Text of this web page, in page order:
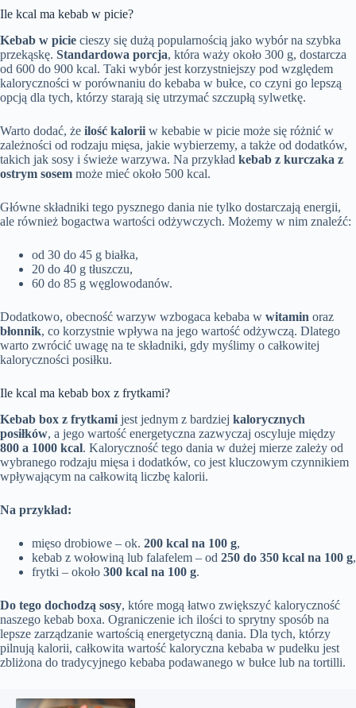
Ile kcal ma kebab w picie?
Kebab w picie cieszy się dużą popularnością jako wybór na szybka
przekąskę. Standardowa porcja, która waży około 300 g, dostarcza
od 600 do 900 kcal. Taki wybór jest korzystniejszy pod względem
kaloryczności w porównaniu do kebaba w bułce, co czyni go lepszą
opcją dla tych, którzy starają się utrzymać szczupłą sylwetkę.
Warto dodać, że ilość kalorii w kebabie w picie może się różnić w
zależności od rodzaju mięsa, jakie wybierzemy, a także od dodatków,
takich jak sosy i świeże warzywa. Na przykład kebab z kurczaka z
ostrym sosem może mieć około 500 kcal.
Główne składniki tego pysznego dania nie tylko dostarczają energii,
ale również bogactwa wartości odżywczych. Możemy w nim znaleźć:
od 30 do 45 g białka,
20 do 40 g tłuszczu,
60 do 85 g węglowodanów.
Dodatkowo, obecność warzyw wzbogaca kebaba w witamin oraz
błonnik, co korzystnie wpływa na jego wartość odżywczą. Dlatego
warto zwrócić uwagę na te składniki, gdy myślimy o całkowitej
kaloryczności posiłku.
Ile kcal ma kebab box z frytkami?
Kebab box z frytkami jest jednym z bardziej kalorycznych
posiłków, a jego wartość energetyczna zazwyczaj oscyluje między
800 a 1000 kcal. Kaloryczność tego dania w dużej mierze zależy od
wybranego rodzaju mięsa i dodatków, co jest kluczowym czynnikiem
wpływającym na całkowitą liczbę kalorii.
Na przykład:
mięso drobiowe – ok. 200 kcal na 100 g,
kebab z wołowiną lub falafelem – od 250 do 350 kcal na 100 g,
frytki – około 300 kcal na 100 g.
Do tego dochodzą sosy, które mogą łatwo zwiększyć kaloryczność
naszego kebab boxa. Ograniczenie ich ilości to sprytny sposób na
lepsze zarządzanie wartością energetyczną dania. Dla tych, którzy
pilnują kalorii, całkowita wartość kaloryczna kebaba w pudełku jest
zbliżona do tradycyjnego kebaba podawanego w bułce lub na tortilli.